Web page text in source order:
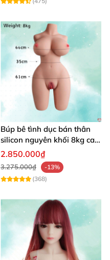
Búp bê tình dục bán thân
silicon nguyên khối 8kg cao
cấp mô phỏng người thật
2.850.000₫
3.275.000₫
-13%
(368)